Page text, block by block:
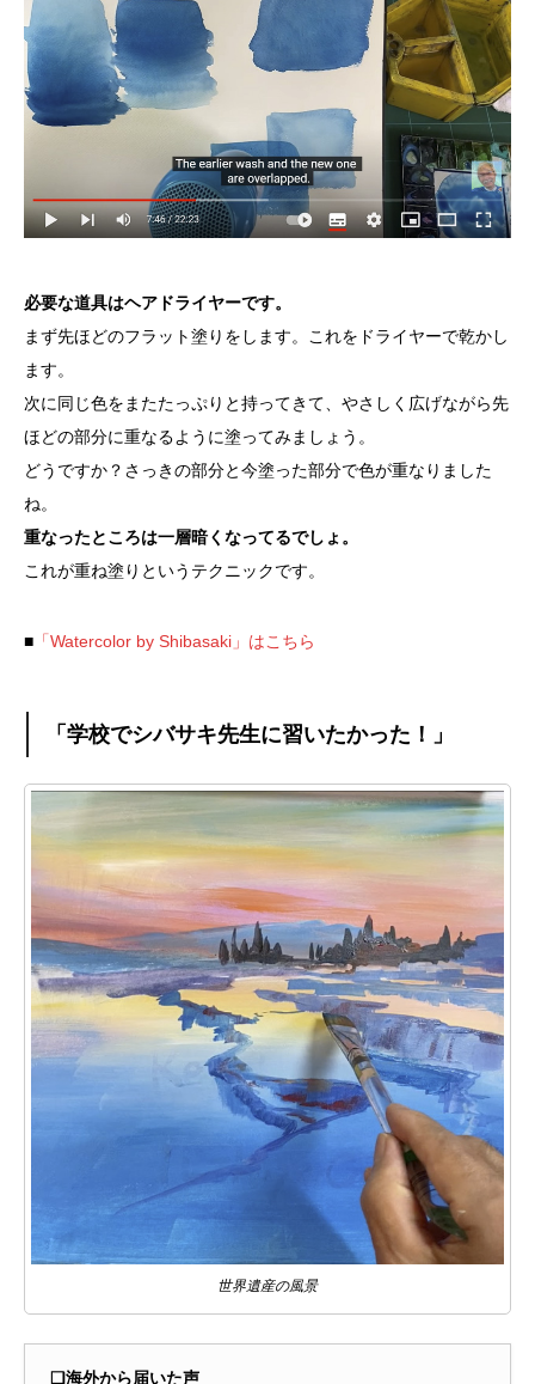
必要な道具はヘアドライヤーです。
まず先ほどのフラット塗りをします。これをドライヤーで乾かし
ます。
次に同じ色をまたたっぷりと持ってきて、やさしく広げながら先
ほどの部分に重なるように塗ってみましょう。
どうですか？さっきの部分と今塗った部分で色が重なりました
ね。
重なったところは一層暗くなってるでしょ。
これが重ね塗りというテクニックです。
■ 「Watercolor by Shibasaki」はこちら
「学校でシバサキ先生に習いたかった！」
世界遺産の風景
❑海外から届いた声